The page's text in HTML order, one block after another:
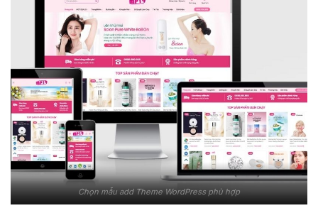
Chọn mẫu add Theme WordPress phù hợp